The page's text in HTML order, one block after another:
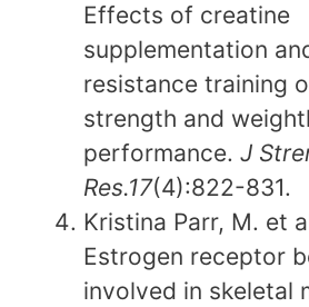
Effects of creatine
supplementation
resistance training
strength and
performance. J
Res.17(4):822-831.
Kristina Parr, M. et
Estrogen receptor
involved in skeletal